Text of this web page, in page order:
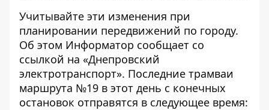
Учитывайте эти изменения при
планировании передвижений по городу.
Об этом Информатор сообщает со
ссылкой на «Днепровский
электротранспорт». Последние трамваи
маршрута №19 в этот день с конечных
остановок отправятся в следующее время: